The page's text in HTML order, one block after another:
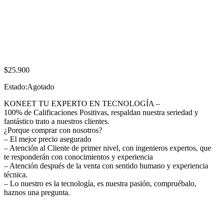
$25.900
Estado:Agotado
KONEET TU EXPERTO EN TECNOLOGÍA –
100% de Calificaciones Positivas, respaldan nuestra seriedad y
fantástico trato a nuestros clientes.
¿Porque comprar con nosotros?
– El mejor precio asegurado
– Atención al Cliente de primer nivel, con ingenieros expertos, que
te responderán con conocimientos y experiencia
– Atención después de la venta con sentido humano y experiencia
técnica.
– Lo nuestro es la tecnología, es nuestra pasión, compruébalo,
haznos una pregunta.